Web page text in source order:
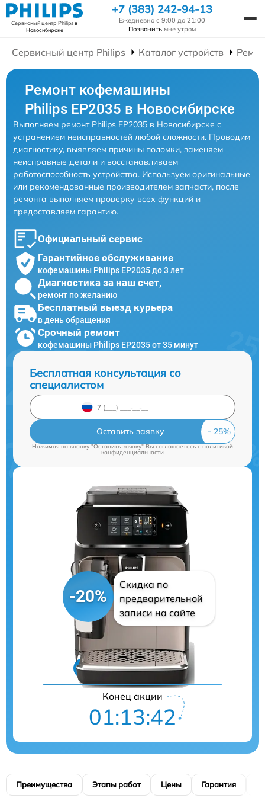
Сервисный центр Philipsв
Новосибирске
+7 (383) 242-94-13
Ежедневно с 9:00 до 21:00
Позвонить мне утром
Сервисный центр Philips Каталог устройств
Ремонт кофемашины
Philips EP2035 в Новосибирске
Выполняем ремонт Philips EP2035 в Новосибирске с
устранением неисправностей любой сложности. Проводим
диагностику, выявляем причины поломки, заменяем
неисправные детали и восстанавливаем
работоспособность устройства. Используем оригинальные
или рекомендованные производителем запчасти, после
ремонта выполняем проверку всех функций и
предоставляем гарантию.
Официальный сервис
Гарантийное обслуживание
кофемашины Philips EP2035 до 3 лет
Диагностика за наш счет,
ремонт по желанию
Бесплатный выезд курьера
в день обращения
Срочный ремонт
кофемашины Philips EP2035 от 35 минут
Бесплатная консультация со
специалистом
Оставить заявку
Нажимая на кнопку "Оставить заявку" Вы соглашаетесь c политикой
конфиденциальности
-20%
Скидка по
предварительной
записи на сайте
Цены на ремонт
Конец акции
01:13:41
Преимущества Этапы работ Цены Гарантия